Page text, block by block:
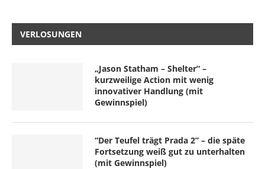
VERLOSUNGEN
„Jason Statham – Shelter“ –
kurzweilige Action mit wenig
innovativer Handlung (mit
Gewinnspiel)
“Der Teufel trägt Prada 2” – die späte
Fortsetzung weiß gut zu unterhalten
(mit Gewinnspiel)